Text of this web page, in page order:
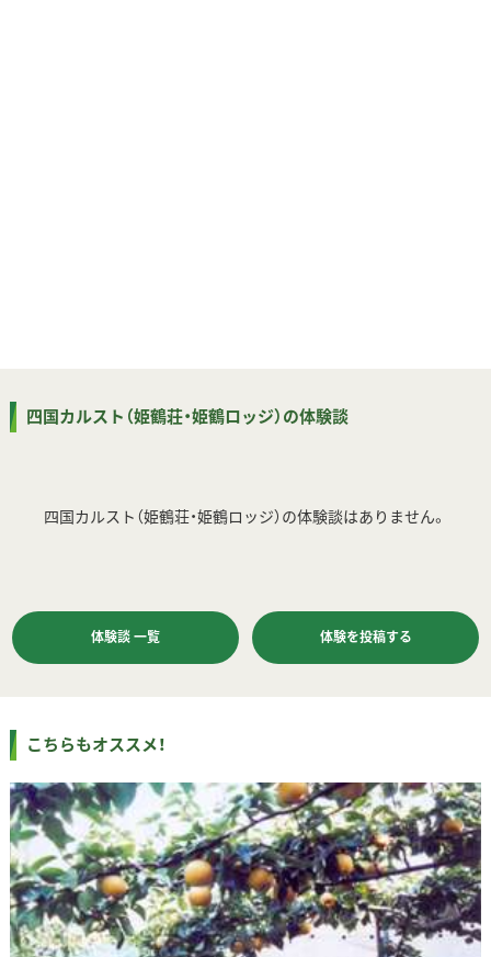
四国カルスト（姫鶴荘・姫鶴ロッジ）の体験談
四国カルスト（姫鶴荘・姫鶴ロッジ）の体験談はありません。
体験談 一覧 体験を投稿する
こちらもオススメ！